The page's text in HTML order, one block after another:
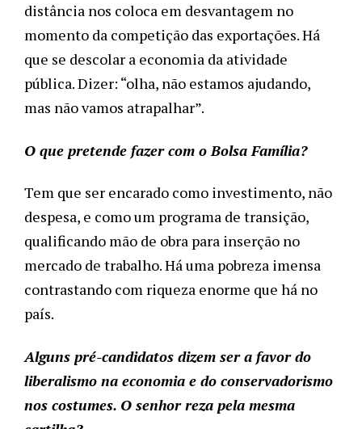
distância nos coloca em desvantagem no
momento da competição das exportações. Há
que se descolar a economia da atividade
pública. Dizer: “olha, não estamos ajudando,
mas não vamos atrapalhar”.
O que pretende fazer com o Bolsa Família?
Tem que ser encarado como investimento, não
despesa, e como um programa de transição,
qualificando mão de obra para inserção no
mercado de trabalho. Há uma pobreza imensa
contrastando com riqueza enorme que há no
país.
Alguns pré-candidatos dizem ser a favor do
liberalismo na economia e do conservadorismo
nos costumes. O senhor reza pela mesma